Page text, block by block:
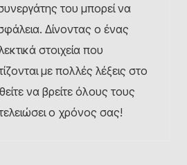
του μπορεί να
Δίνοντας ο ένας
στοιχεία που
με πολλές λέξεις στο
να βρείτε όλους τους
ο χρόνος σας!